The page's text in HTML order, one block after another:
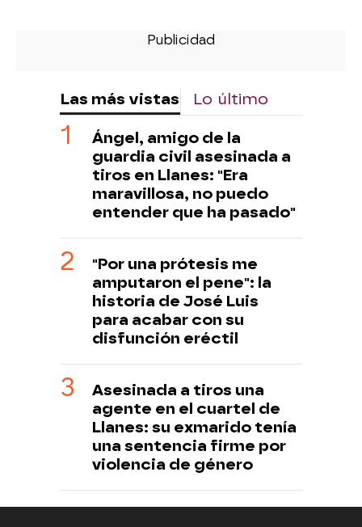
Las más vistas Lo último
Ángel, amigo de la
guardia civil asesinada a
tiros en Llanes: "Era
maravillosa, no puedo
entender que ha pasado"
"Por una prótesis me
amputaron el pene": la
historia de José Luis
para acabar con su
disfunción eréctil
Asesinada a tiros una
agente en el cuartel de
Llanes: su exmarido tenía
una sentencia firme por
violencia de género